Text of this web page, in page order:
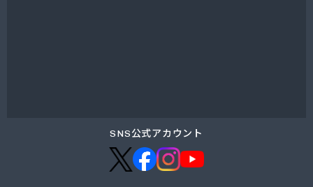
SNS公式アカウント